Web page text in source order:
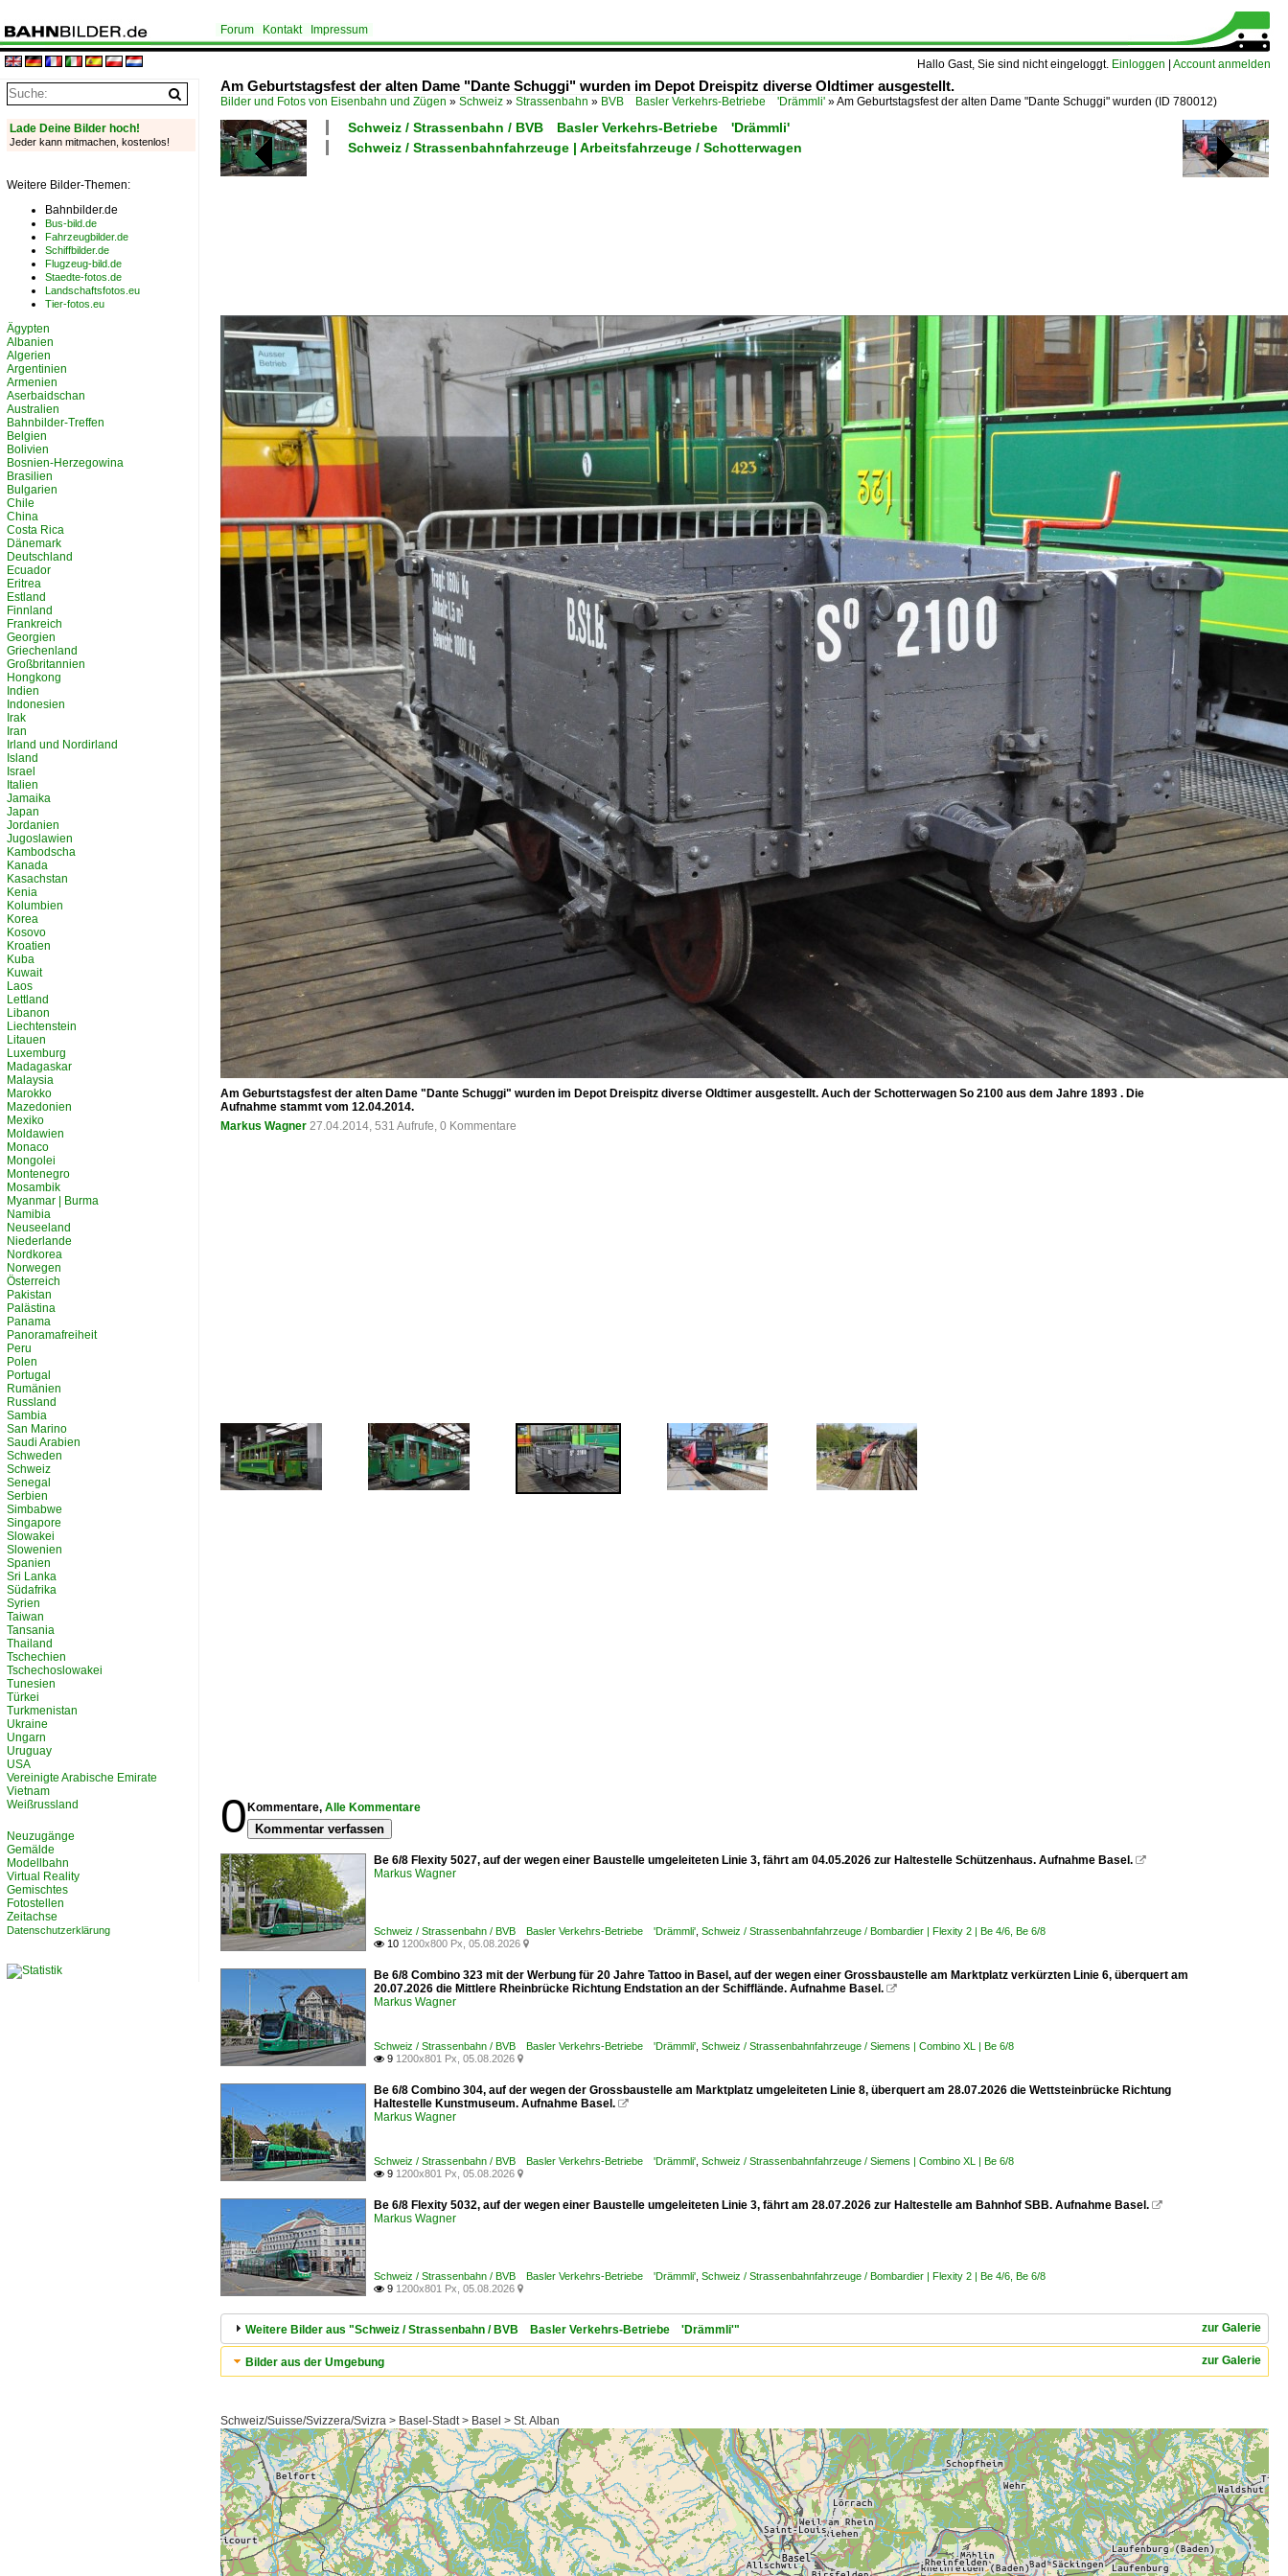
Hallo Gast, Sie sind nicht eingeloggt. Einloggen Account anmelden
Forum Kontakt Impressum
Am Geburtstagsfest der alten Dame "Dante Schuggi" wurden im Depot Dreispitz diverse Oldtimer ausgestellt.
Bilder und Fotos von Eisenbahn und Zügen » Schweiz » Strassenbahn » BVB Basler Verkehrs-Betriebe 'Drämmli' »Am Geburtstagsfest der alten Dame "Dante Schuggi" wurden (ID 780012)
Schweiz / Strassenbahn / BVB Basler Verkehrs-Betriebe 'Drämmli'
Schweiz / Strassenbahnfahrzeuge | Arbeitsfahrzeuge / Schotterwagen
Am Geburtstagsfest der alten Dame "Dante Schuggi" wurden im Depot Dreispitz diverse Oldtimer ausgestellt. Auch der Schotterwagen So 2100 aus dem Jahre 1893 . Die
Aufnahme stammt vom 12.04.2014.
Markus Wagner 27.04.2014, 531 Aufrufe, 0 Kommentare
0 Kommentare, Alle Kommentare
Kommentar verfassen
Be 6/8 Flexity 5027, auf der wegen einer Baustelle umgeleiteten Linie 3, fährt am 04.05.2026 zur Haltestelle Schützenhaus. Aufnahme Basel. 
Markus Wagner
Schweiz / Strassenbahn / BVB Basler Verkehrs-Betriebe 'Drämmli' Schweiz / Strassenbahnfahrzeuge / Bombardier | Flexity 2 | Be 4/6, Be 6/8
 10 1200x800 Px, 05.08.2026 
Be 6/8 Combino 323 mit der Werbung für 20 Jahre Tattoo in Basel, auf der wegen einer Grossbaustelle am Marktplatz verkürzten Linie 6, überquert am
20.07.2026 die Mittlere Rheinbrücke Richtung Endstation an der Schifflände. Aufnahme Basel. 
Markus Wagner
Schweiz / Strassenbahn / BVB Basler Verkehrs-Betriebe 'Drämmli' Schweiz / Strassenbahnfahrzeuge / Siemens | Combino XL | Be 6/8
 9 1200x801 Px, 05.08.2026 
Be 6/8 Combino 304, auf der wegen der Grossbaustelle am Marktplatz umgeleiteten Linie 8, überquert am 28.07.2026 die Wettsteinbrücke Richtung
Haltestelle Kunstmuseum. Aufnahme Basel. 
Markus Wagner
Schweiz / Strassenbahn / BVB Basler Verkehrs-Betriebe 'Drämmli' Schweiz / Strassenbahnfahrzeuge / Siemens | Combino XL | Be 6/8
 9 1200x801 Px, 05.08.2026 
Be 6/8 Flexity 5032, auf der wegen einer Baustelle umgeleiteten Linie 3, fährt am 28.07.2026 zur Haltestelle am Bahnhof SBB. Aufnahme Basel. 
Markus Wagner
Schweiz / Strassenbahn / BVB Basler Verkehrs-Betriebe 'Drämmli' Schweiz / Strassenbahnfahrzeuge / Bombardier | Flexity 2 | Be 4/6, Be 6/8
 9 1200x801 Px, 05.08.2026 
zur Galerie
Weitere Bilder aus "Schweiz / Strassenbahn / BVB Basler Verkehrs-Betriebe 'Drämmli'"
zur Galerie
Bilder aus der Umgebung
Schweiz/Suisse/Svizzera/Svizra > Basel-Stadt > Basel > St. Alban
Lade Deine Bilder hoch!
Jeder kann mitmachen, kostenlos!
Weitere Bilder-Themen:
Bahnbilder.de
Bus-bild.de
Fahrzeugbilder.de
Schiffbilder.de
Flugzeug-bild.de
Staedte-fotos.de
Landschaftsfotos.eu
Tier-fotos.eu
Ägypten
Albanien
Algerien
Argentinien
Armenien
Aserbaidschan
Australien
Bahnbilder-Treffen
Belgien
Bolivien
Bosnien-Herzegowina
Brasilien
Bulgarien
Chile
China
Costa Rica
Dänemark
Deutschland
Ecuador
Eritrea
Estland
Finnland
Frankreich
Georgien
Griechenland
Großbritannien
Hongkong
Indien
Indonesien
Irak
Iran
Irland und Nordirland
Island
Israel
Italien
Jamaika
Japan
Jordanien
Jugoslawien
Kambodscha
Kanada
Kasachstan
Kenia
Kolumbien
Korea
Kosovo
Kroatien
Kuba
Kuwait
Laos
Lettland
Libanon
Liechtenstein
Litauen
Luxemburg
Madagaskar
Malaysia
Marokko
Mazedonien
Mexiko
Moldawien
Monaco
Mongolei
Montenegro
Mosambik
Myanmar | Burma
Namibia
Neuseeland
Niederlande
Nordkorea
Norwegen
Österreich
Pakistan
Palästina
Panama
Panoramafreiheit
Peru
Polen
Portugal
Rumänien
Russland
Sambia
San Marino
Saudi Arabien
Schweden
Schweiz
Senegal
Serbien
Simbabwe
Singapore
Slowakei
Slowenien
Spanien
Sri Lanka
Südafrika
Syrien
Taiwan
Tansania
Thailand
Tschechien
Tschechoslowakei
Tunesien
Türkei
Turkmenistan
Ukraine
Ungarn
Uruguay
USA
Vereinigte Arabische Emirate
Vietnam
Weißrussland
Neuzugänge
Gemälde
Modellbahn
Virtual Reality
Gemischtes
Fotostellen
Zeitachse
Datenschutzerklärung